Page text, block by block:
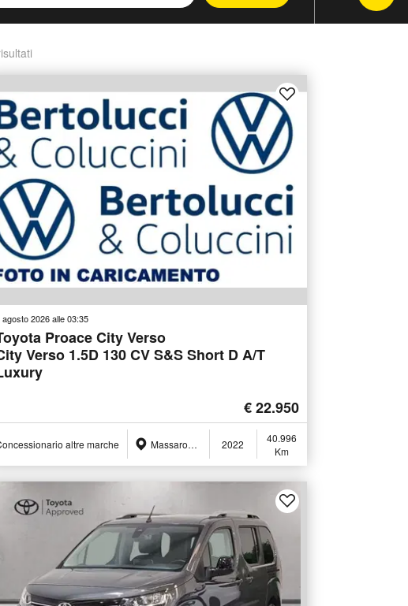
agosto 2026 alle 03:35
Proace City Verso
Verso 1.5D 130 CV S&S Short D A/T
€ 22.950
altre marche Massarosa (LU) 2022
40.996
Km